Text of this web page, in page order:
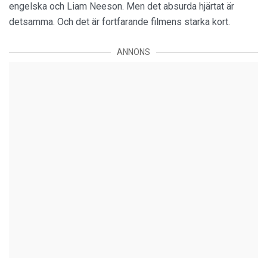
engelska och Liam Neeson. Men det absurda hjärtat är
detsamma. Och det är fortfarande filmens starka kort.
ANNONS